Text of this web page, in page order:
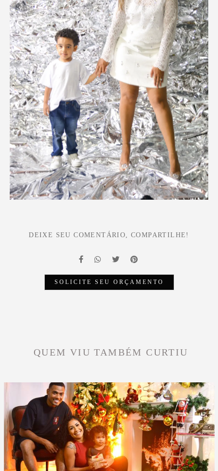
DEIXE SEU COMENTÁRIO, COMPARTILHE!
SOLICITE SEU ORÇAMENTO
QUEM VIU TAMBÉM CURTIU